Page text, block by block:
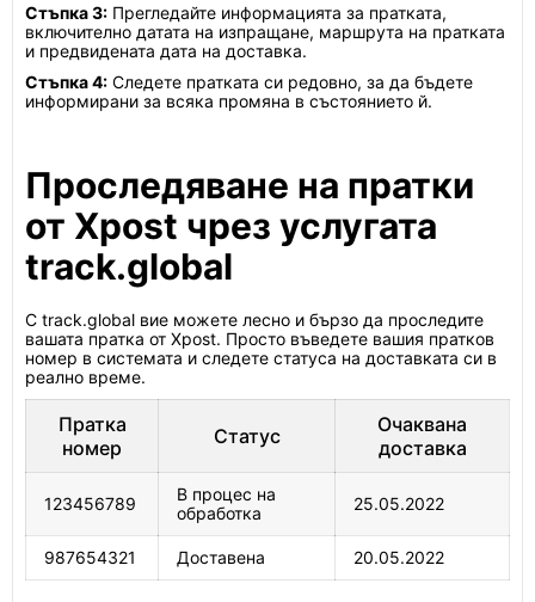
Стъпка 3: Прегледайте информацията за пратката,
включително датата на изпращане, маршрута на пратката
и предвидената дата на доставка.
Стъпка 4: Следете пратката си редовно, за да бъдете
информирани за всяка промяна в състоянието й.
Проследяване на пратки
от Xpost чрез услугата
track.global
С track.global вие можете лесно и бързо да проследите
вашата пратка от Xpost. Просто въведете вашия пратков
номер в системата и следете статуса на доставката си в
реално време.
Пратка
номер
Статус
Очаквана
доставка
123456789
В процес на
обработка
25.05.2022
987654321 Доставена 20.05.2022